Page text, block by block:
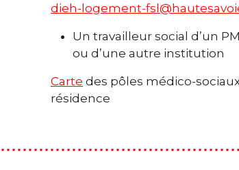
dieh-logement-
Un travailleur social d’un
ou d’une autre institution
Carte des pôles médico-
résidence